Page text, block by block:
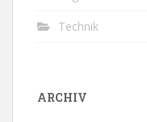
Technik
ARCHIV